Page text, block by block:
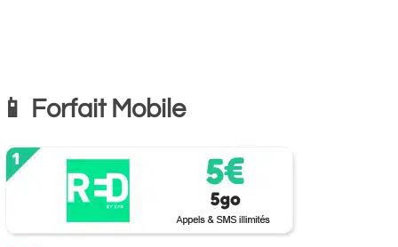
📱 Forfait Mobile